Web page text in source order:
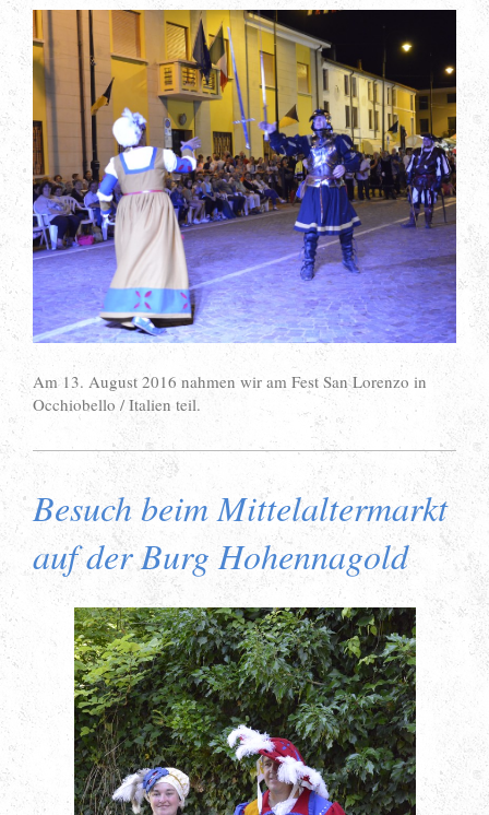
Am 13. August 2016 nahmen wir am Fest San Lorenzo in
Occhiobello / Italien teil.
Besuch beim Mittelaltermarkt
auf der Burg Hohennagold